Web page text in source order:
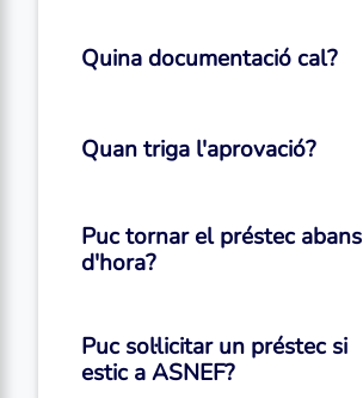
Quina documentació cal?
Quan triga l'aprovació?
Puc tornar el préstec abans
d'hora?
Puc sol·licitar un préstec si
estic a ASNEF?